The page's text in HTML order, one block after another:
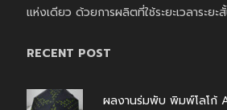
แห่งเดียว ด้วยการผลิตที่ใช้ระยะเวลาระยะ
RECENT POST
ผลงานร่มพับ พิมพ์โลโก้